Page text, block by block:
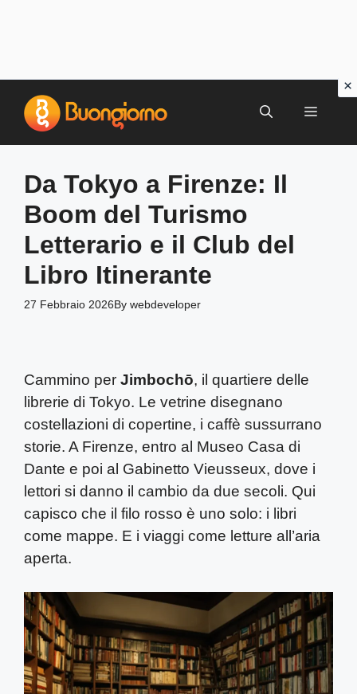
contenuto
MENU
Da Tokyo a Firenze: Il
Boom del Turismo
Letterario e il Club del
Libro Itinerante
27 Febbraio 2026By webdeveloper
Cammino per Jimbochō, il quartiere delle
librerie di Tokyo. Le vetrine disegnano
costellazioni di copertine, i caffè sussurrano
storie. A Firenze, entro al Museo Casa di
Dante e poi al Gabinetto Vieusseux, dove i
lettori si danno il cambio da due secoli. Qui
capisco che il filo rosso è uno solo: i libri
come mappe. E i viaggi come letture all’aria
aperta.